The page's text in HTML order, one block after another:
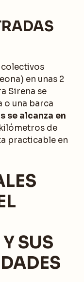
colectivos
en unas 2
Sirena se
o una barca
se alcanza en
de
practicable en
SUS